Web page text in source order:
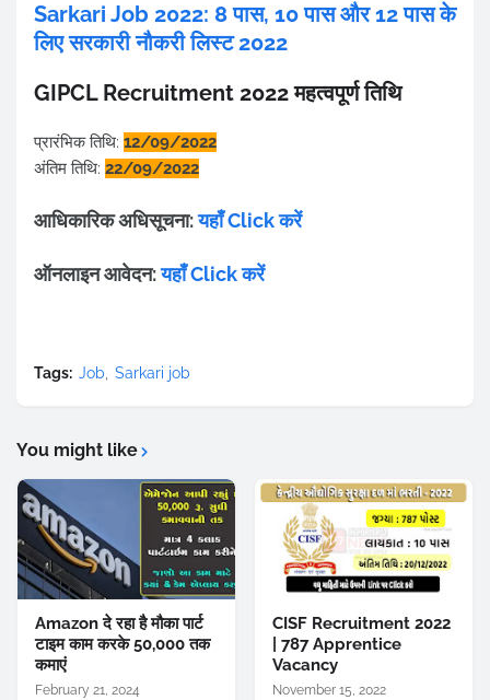
Sarkari Job 2022: 8 पास, 10 पास और 12 पास के
लिए सरकारी नौकरी लिस्ट 2022
GIPCL Recruitment 2022 महत्वपूर्ण तिथि
प्रारंभिक तिथि: 12/09/2022
अंतिम तिथि: 22/09/2022
आधिकारिक अधिसूचना:यहाँ Click करें
ऑनलाइन आवेदन:यहाँ Click करें
Tags: Job Sarkari job
You might like
Amazon दे रहा है मौका पार्ट
टाइम काम करके 50,000 तक
कमाएं
February 21, 2024
CISF Recruitment 2022
| 787 Apprentice
Vacancy
November 15, 2022